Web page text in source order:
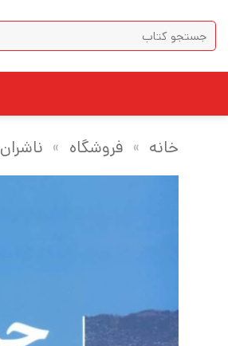
content
جستجو
برای:
خانه » فروشگاه » ناشران